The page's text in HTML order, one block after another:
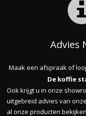
Advies
Maak een afspraak of
De koffie
Ook krijgt u in onze
uitgebreid advies van
al onze producten